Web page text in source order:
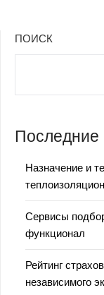
ПОИСК
Последние
Назначение и
Сервисы
функционал
Рейтинг
независимого